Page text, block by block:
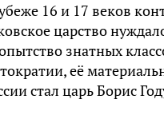
16 и 17 веков
царство
знатных
её
стал царь Борис